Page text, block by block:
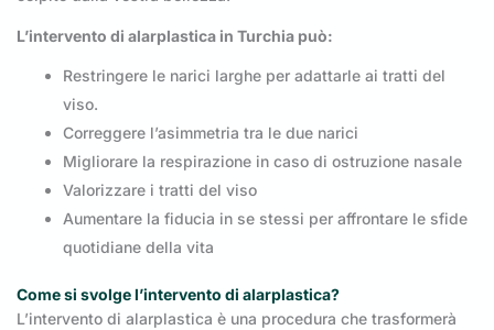
L’intervento di alarplastica in Turchia può:
Restringere le narici larghe per adattarle ai tratti del
viso.
Correggere l’asimmetria tra le due narici
Migliorare la respirazione in caso di ostruzione nasale
Valorizzare i tratti del viso
Aumentare la fiducia in se stessi per affrontare le sfide
quotidiane della vita
Come si svolge l’intervento di alarplastica?
L’intervento di alarplastica è una procedura che trasformerà